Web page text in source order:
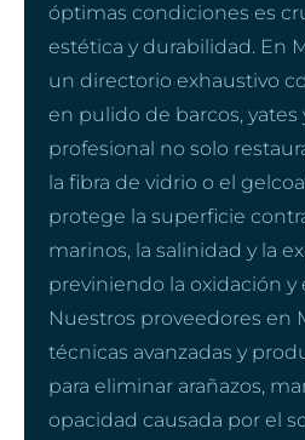
óptimas condiciones es
estética y durabilidad. En
un directorio exhaustivo
en pulido de barcos, yates
profesional no solo
la fibra de vidrio o el
protege la superficie
marinos, la salinidad y la
previniendo la oxidación y
Nuestros proveedores en
técnicas avanzadas y
para eliminar arañazos,
opacidad causada por el